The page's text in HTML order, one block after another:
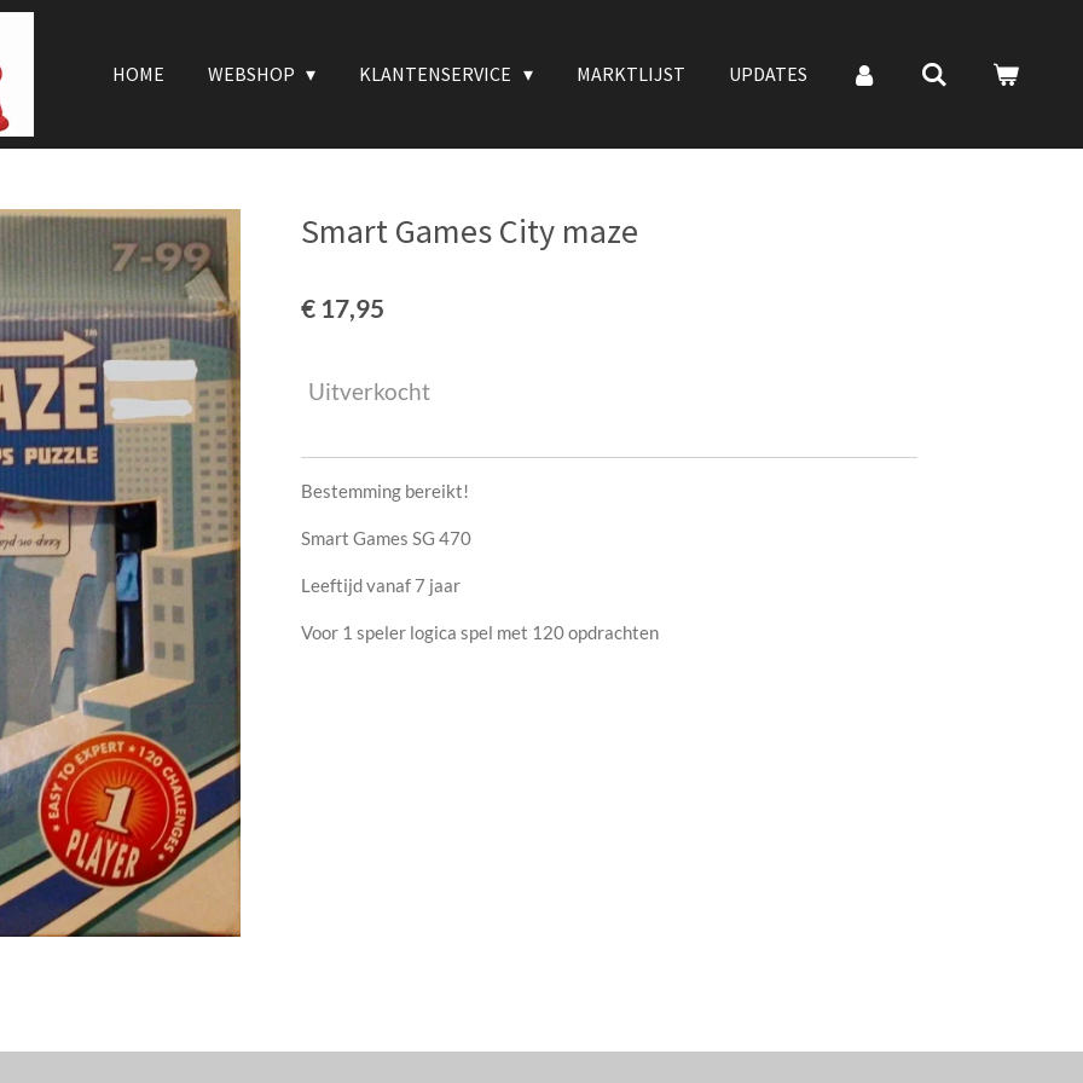
HOME WEBSHOP KLANTENSERVICE MARKTLIJST UPDATES
Smart Games City maze
€ 17,95
Uitverkocht
Bestemming bereikt!
Smart Games SG 470
Leeftijd vanaf 7 jaar
Voor 1 speler logica spel met 120 opdrachten